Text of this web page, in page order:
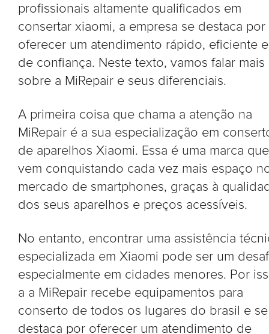
profissionais altamente qualificados em
consertar xiaomi, a empresa se destaca por
oferecer um atendimento rápido, eficiente e
de confiança. Neste texto, vamos falar mais
sobre a MiRepair e seus diferenciais.
A primeira coisa que chama a atenção na
MiRepair é a sua especialização em
de aparelhos Xiaomi. Essa é uma marca que
vem conquistando cada vez mais espaço
mercado de smartphones, graças à
dos seus aparelhos e preços acessíveis.
No entanto, encontrar uma assistência
especializada em Xiaomi pode ser um
especialmente em cidades menores. Por
a a MiRepair recebe equipamentos para
conserto de todos os lugares do brasil e se
destaca por oferecer um atendimento de